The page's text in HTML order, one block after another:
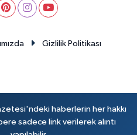
Gizlilik Politikası
haberlerin her hakkı
sadece link verilerek alıntı